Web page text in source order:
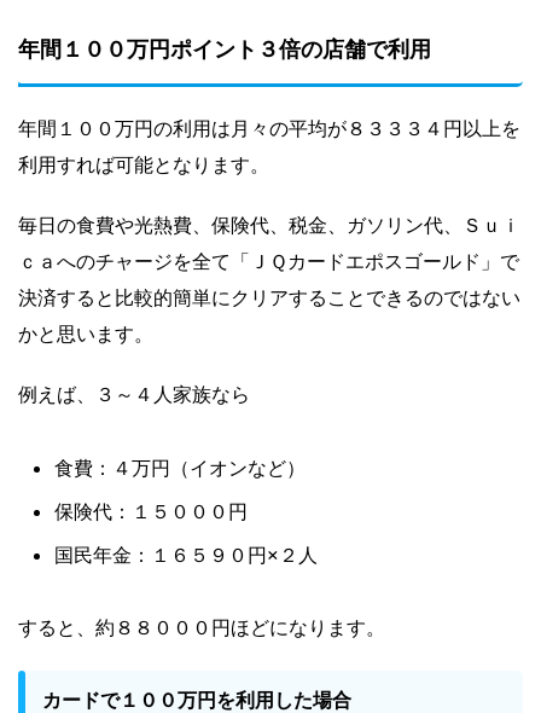
年間１００万円ポイント３倍の店舗で利用
年間１００万円の利用は月々の平均が８３３３４円以上を
利用すれば可能となります。
毎日の食費や光熱費、保険代、税金、ガソリン代、Ｓｕｉ
ｃａへのチャージを全て「ＪＱカードエポスゴールド」で
決済すると比較的簡単にクリアすることできるのではない
かと思います。
例えば、３～４人家族なら
食費：４万円（イオンなど）
保険代：１５０００円
国民年金：１６５９０円×２人
すると、約８８０００円ほどになります。
カードで１００万円を利用した場合